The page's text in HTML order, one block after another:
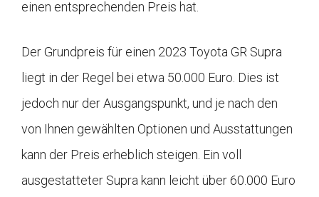
einen entsprechenden Preis hat.
Der Grundpreis für einen 2023 Toyota GR Supra
liegt in der Regel bei etwa 50.000 Euro. Dies ist
jedoch nur der Ausgangspunkt, und je nach den
von Ihnen gewählten Optionen und Ausstattungen
kann der Preis erheblich steigen. Ein voll
ausgestatteter Supra kann leicht über 60.000 Euro